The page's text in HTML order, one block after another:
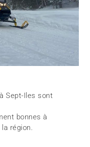
Sept-Iles sont
bonnes à
la région.